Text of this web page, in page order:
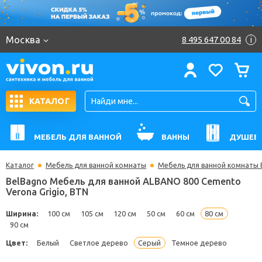
Москва 8 495 647 00 84 i
КАТАЛОГ
МЕБЕЛЬ ДЛЯ ВАННОЙ ВАННЫ
Каталог Мебель для ванной комнаты Мебель для ванной комнаты
Verona Grigio, BTN
120 см 50 см
90 см